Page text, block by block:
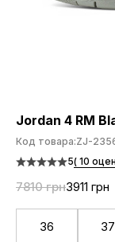
Jordan 4 RM
Код товара:ZJ-
5( 10
7810 грн3911 грн
36 37